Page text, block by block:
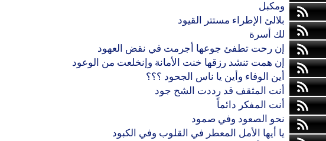
ومكبل
بلالئ الإطراء مستتر القيود
لك أسرة
إن رحت تطفئ جوعها أجرمت في نقض العهود
إن همت تنشد رزقها خنت الأمانة وإنخلعت من الوعود
أين الوفاء وأين يا ناس الجحود ؟؟؟
أنت المثقف قد رددت الشح جود
أنت المفكر دائماً
نحو الصعود وفي صمود
يا أيها الأمل المعطر في القلوب وفي الكبود